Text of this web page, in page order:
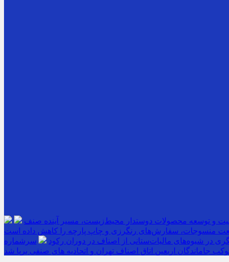
و توسعه محصولات دوستدار محیط‌زیست، مسیر آینده صنف
منسوجات، سفارش‌های رنگرزی و چاپ پارچه را کاهش داده است
در شیوه‌های مالیات‌ستانی از اصناف در دوران رکود
جاماندگان اربعین اتاق اصناف تهران و اتحادیه های صنفی برپا شد